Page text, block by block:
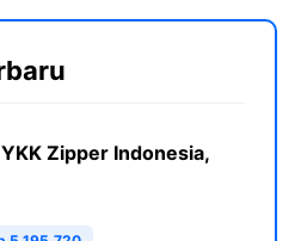
Zipper Indonesia,